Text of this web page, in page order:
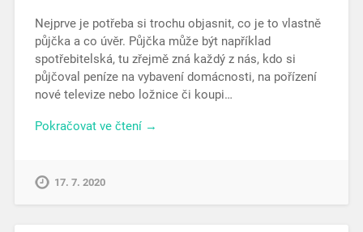
Nejprve je potřeba si trochu objasnit, co je to vlastně
půjčka a co úvěr. Půjčka může být například
spotřebitelská, tu zřejmě zná každý z nás, kdo si
půjčoval peníze na vybavení domácnosti, na pořízení
nové televize nebo ložnice či koupi…
Pokračovat ve čtení →
17. 7. 2020